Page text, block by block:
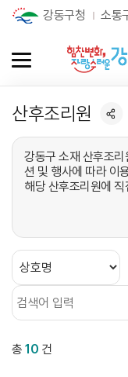
강동구청 소통
산후조리원
강동구 소재 산후조
션 및 행사에 따라 이
해당 산후조리원에
총 10 건